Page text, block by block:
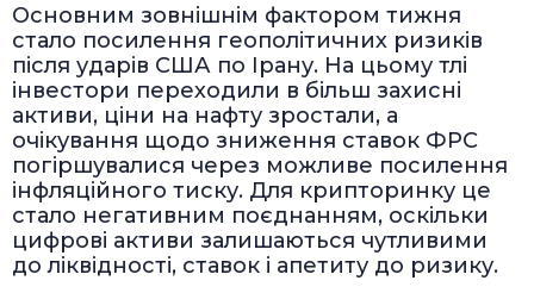
Основним зовнішнім фактором тижня
стало посилення геополітичних ризиків
після ударів США по Ірану. На цьому тлі
інвестори переходили в більш захисні
активи, ціни на нафту зростали, а
очікування щодо зниження ставок ФРС
погіршувалися через можливе посилення
інфляційного тиску. Для крипторинку це
стало негативним поєднанням, оскільки
цифрові активи залишаються чутливими
до ліквідності, ставок і апетиту до ризику.